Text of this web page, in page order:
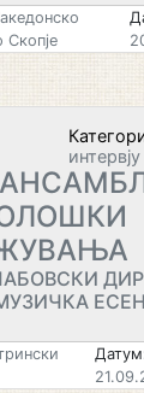
интервју
ЕСЕН